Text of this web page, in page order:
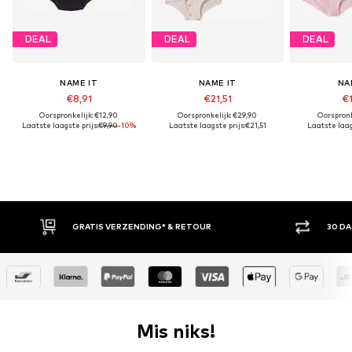
DEAL
NAME IT
€8,91
Oorspronkelijk: €12,90
Laatste laagste prijs:€9,90-10%
DEAL
NAME IT
€21,51
Oorspronkelijk: €29,90
Laatste laagste prijs:€21,51
DEAL
Laatste
GRATIS VERZENDING* & RETOUR 30
Mis niks!